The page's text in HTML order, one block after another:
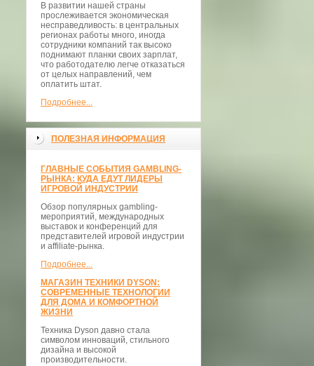
В развитии нашей страны
прослеживается экономическая
несправедливость: в центральных
регионах работы много, иногда
сотрудники компаний так высоко
поднимают планки своих зарплат,
что работодателю легче отказаться
от целых направлений, чем
оплатить штат.
Подробнее...
ПОЛЕЗНАЯ ИНФОРМАЦИЯ
ГЛАВНЫЕ СОБЫТИЯ GAMBLING-
РЫНКА: КУДА ЕДУТ ЛИДЕРЫ
ИГРОВОЙ ИНДУСТРИИ
Обзор популярных gambling-
мероприятий, международных
выставок и конференций для
представителей игровой индустрии
и affiliate-рынка.
Подробнее...
МАГАЗИН ТЕХНИКИ DYSON:
СОВРЕМЕННЫЕ ТЕХНОЛОГИИ
ДЛЯ ДОМА И КОМФОРТНОЙ
ЖИЗНИ
Техника Dyson давно стала
символом инноваций, стильного
дизайна и высокой
производительности.